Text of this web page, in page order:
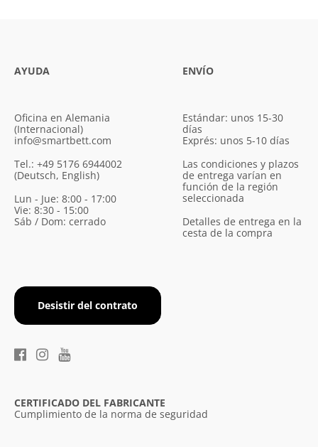
AYUDA
Oficina en Alemania
(Internacional)
info@smartbett.com
Tel.: +49 5176 6944002
(Deutsch, English)
Lun - Jue: 8:00 - 17:00
Vie: 8:30 - 15:00
Sáb / Dom: cerrado
Desistir del contrato
ENVÍO
Estándar: unos 15-30
días
Exprés: unos 5-10 días
Las condiciones y plazos
de entrega varían en
función de la región
seleccionada
Detalles de entrega en la
cesta de la compra
CERTIFICADO DEL FABRICANTE
Cumplimiento de la norma de seguridad